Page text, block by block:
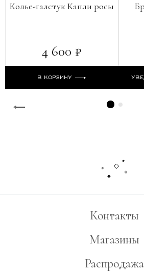
Колье-галстук Капли росы
4 600 ₽
В КОРЗИНУ
Контакты
Магазины
Распродажа